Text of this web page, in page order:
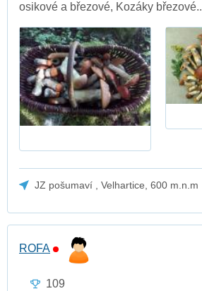
osikové a březové, Kozáky březové..
JZ pošumaví , Velhartice, 600 m.n.m
ROFA
109